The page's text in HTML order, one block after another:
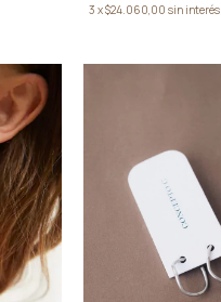
3 x$24.060,00 sin interés